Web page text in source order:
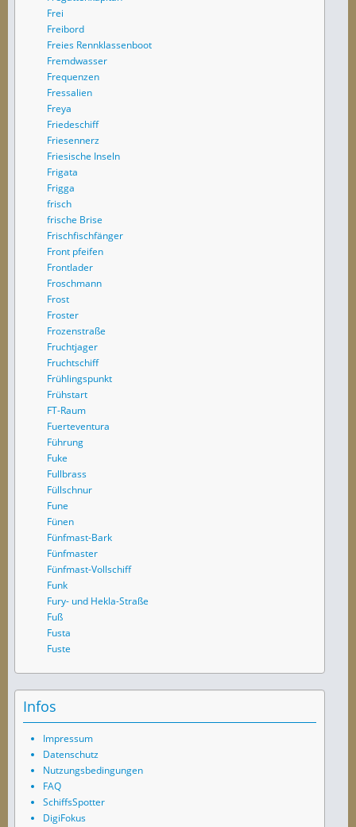
Frei
Freibord
Freies Rennklassenboot
Fremdwasser
Frequenzen
Fressalien
Freya
Friedeschiff
Friesennerz
Friesische Inseln
Frigata
Frigga
frisch
frische Brise
Frischfischfänger
Front pfeifen
Frontlader
Froschmann
Frost
Froster
Frozenstraße
Fruchtjager
Fruchtschiff
Frühlingspunkt
Frühstart
FT-Raum
Fuerteventura
Führung
Fuke
Fullbrass
Füllschnur
Fune
Fünen
Fünfmast-Bark
Fünfmaster
Fünfmast-Vollschiff
Funk
Fury- und Hekla-Straße
Fuß
Fusta
Fuste
Infos
Impressum
Datenschutz
Nutzungsbedingungen
FAQ
SchiffsSpotter
DigiFokus